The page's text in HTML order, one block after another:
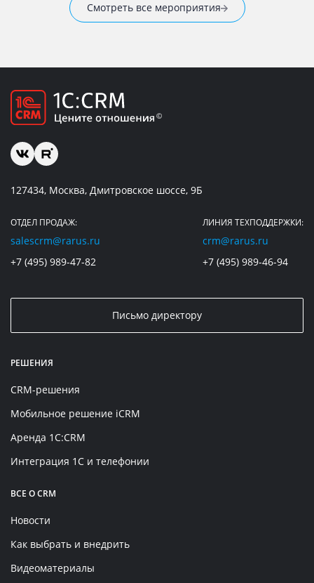
Смотреть все мероприятия
127434, Москва, Дмитровское шоссе, 9Б
ОТДЕЛ ПРОДАЖ:
salescrm@rarus.ru
+7 (495) 989-47-82
ЛИНИЯ ТЕХПОДДЕРЖКИ:
crm@rarus.ru
+7 (495) 989-46-94
Письмо директору
РЕШЕНИЯ
CRM-решения
Мобильное решение iCRM
Аренда 1C:CRM
Интеграция 1С и телефонии
ВСЕ О CRM
Новости
Как выбрать и внедрить
Видеоматериалы